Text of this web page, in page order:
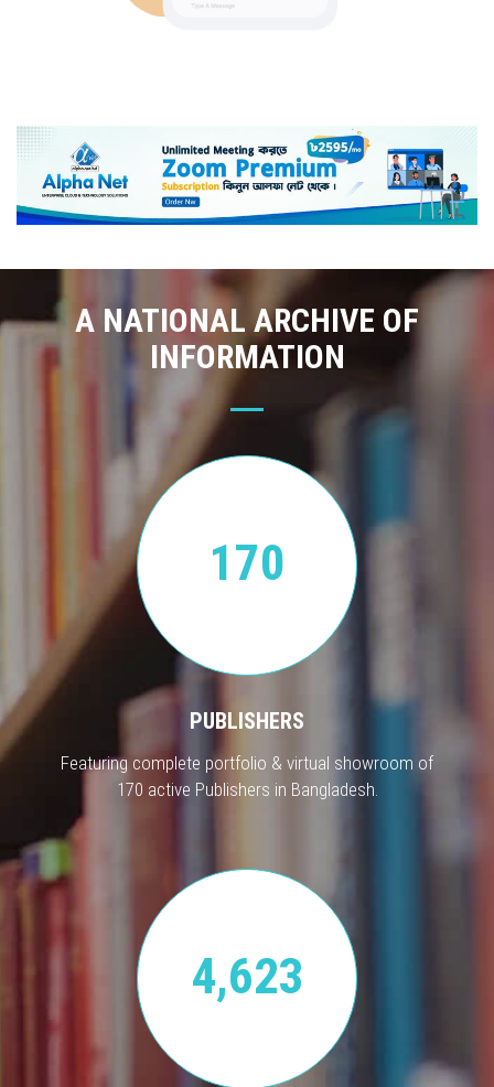
A NATIONAL ARCHIVE OF
INFORMATION
170
PUBLISHERS
Featuring complete portfolio & virtual showroom of
170 active Publishers in Bangladesh.
4,623